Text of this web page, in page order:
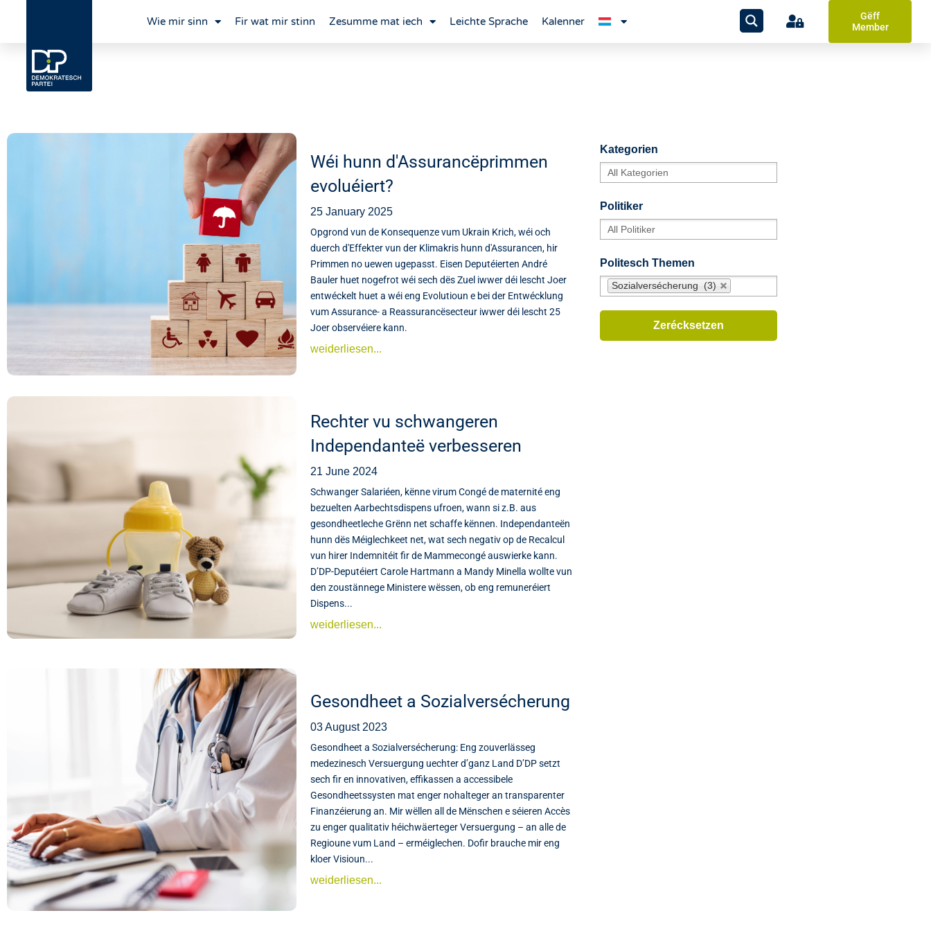
Wie mir sinn Fir wat mir stinn Zesumme mat iech Leichte Sprache Kalenner
Gëff
Member
Wéi hunn d'Assurancëprimmen
evoluéiert?
25 January 2025
Opgrond vun de Konsequenze vum Ukrain Krich, wéi och
duerch d'Effekter vun der Klimakris hunn d'Assurancen, hir
Primmen no uewen ugepasst. Eisen Deputéierten André
Bauler huet nogefrot wéi sech dës Zuel iwwer déi lescht Joer
entwéckelt huet a wéi eng Evolutioun e bei der Entwécklung
vum Assurance- a Reassurancësecteur iwwer déi lescht 25
Joer observéiere kann.
weiderliesen...
Rechter vu schwangeren
Independanteë verbesseren
21 June 2024
Schwanger Salariéen, kënne virum Congé de maternité eng
bezuelten Aarbechtsdispens ufroen, wann si z.B. aus
gesondheetleche Grënn net schaffe kënnen. Independanteën
hunn dës Méiglechkeet net, wat sech negativ op de Recalcul
vun hirer Indemnitéit fir de Mammecongé auswierke kann.
D’DP-Deputéiert Carole Hartmann a Mandy Minella wollte vun
den zoustännege Ministere wëssen, ob eng remuneréiert
Dispens...
weiderliesen...
Gesondheet a Sozialversécherung
03 August 2023
Gesondheet a Sozialversécherung: Eng zouverlässeg
medezinesch Versuergung uechter d’ganz Land D’DP setzt
sech fir en innovativen, effikassen a accessibele
Gesondheetssysten mat enger nohalteger an transparenter
Finanzéierung an. Mir wëllen all de Mënschen e séieren Accès
zu enger qualitativ héichwäerteger Versuergung – an alle de
Regioune vum Land – erméiglechen. Dofir brauche mir eng
kloer Visioun...
weiderliesen...
Kategorien
Politiker
Politesch Themen
Sozialversécherung (3)